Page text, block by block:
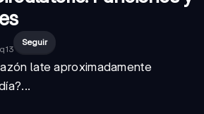
Seguir
late aproximadamente